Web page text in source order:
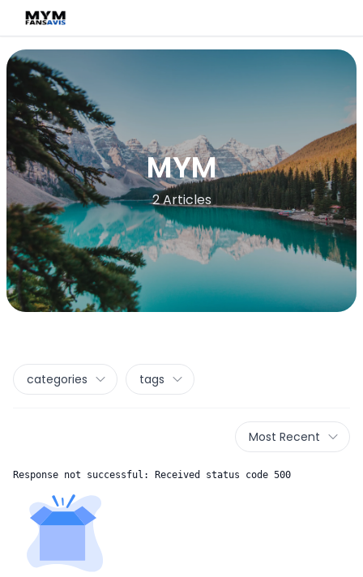
MYM
2 Articles
categories tags
Most Recent
Response not successful: Received status code 500